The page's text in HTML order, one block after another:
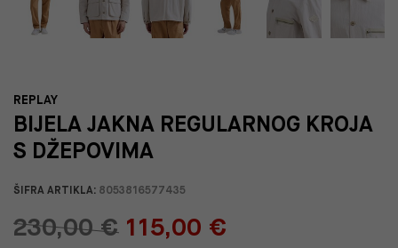
REPLAY
BIJELA JAKNA REGULARNOG KROJA
S DŽEPOVIMA
ŠIFRA ARTIKLA: 8053816577435
230,00 € 115,00 €